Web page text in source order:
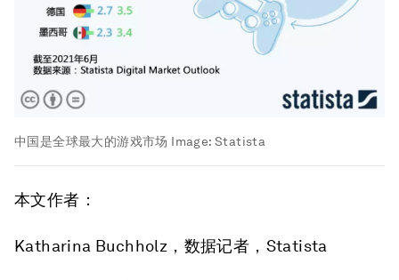
中国是全球最大的游戏市场 Image:Statista
本文作者：
Katharina Buchholz，数据记者，Statista